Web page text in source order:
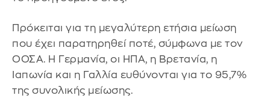
Πρόκειται για τη μεγαλύτερη ετήσια μείωση
που έχει παρατηρηθεί ποτέ, σύμφωνα με τον
ΟΟΣΑ. Η Γερμανία, οι ΗΠΑ, η Βρετανία, η
Ιαπωνία και η Γαλλία ευθύνονται για το 95,7%
της συνολικής μείωσης.